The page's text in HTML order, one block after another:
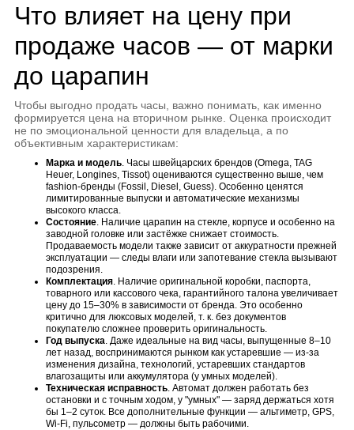
Что влияет на цену при
продаже часов — от марки
до царапин
Чтобы выгодно продать часы, важно понимать, как именно
формируется цена на вторичном рынке. Оценка происходит
не по эмоциональной ценности для владельца, а по
объективным характеристикам:
Марка и модель . Часы швейцарских брендов (Omega, TAG
Heuer, Longines, Tissot) оцениваются существенно выше, чем
fashion-бренды (Fossil, Diesel, Guess). Особенно ценятся
лимитированные выпуски и автоматические механизмы
высокого класса.
Состояние . Наличие царапин на стекле, корпусе и особенно на
заводной головке или застёжке снижает стоимость.
Продаваемость модели также зависит от аккуратности прежней
эксплуатации — следы влаги или запотевание стекла вызывают
подозрения.
Комплектация . Наличие оригинальной коробки, паспорта,
товарного или кассового чека, гарантийного талона увеличивает
цену до 15–30% в зависимости от бренда. Это особенно
критично для люксовых моделей, т. к. без документов
покупателю сложнее проверить оригинальность.
Год выпуска . Даже идеальные на вид часы, выпущенные 8–10
лет назад, воспринимаются рынком как устаревшие — из-за
изменения дизайна, технологий, устаревших стандартов
влагозащиты или аккумулятора (у умных моделей).
Техническая исправность . Автомат должен работать без
остановки и с точным ходом, у "умных" — заряд держаться хотя
бы 1–2 суток. Все дополнительные функции — альтиметр, GPS,
Wi-Fi, пульсометр — должны быть рабочими.